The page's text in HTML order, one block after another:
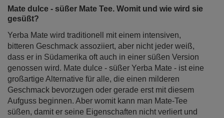
Mate dulce - süßer Mate Tee. Womit und wie wird sie
gesüßt?
Yerba Mate wird traditionell mit einem intensiven,
bitteren Geschmack assoziiert, aber nicht jeder weiß,
dass er in Südamerika oft auch in einer süßen Version
genossen wird. Mate dulce - süßer Yerba Mate - ist eine
großartige Alternative für alle, die einen milderen
Geschmack bevorzugen oder gerade erst mit diesem
Aufguss beginnen. Aber womit kann man Mate-Tee
süßen, damit er seine Eigenschaften nicht verliert und